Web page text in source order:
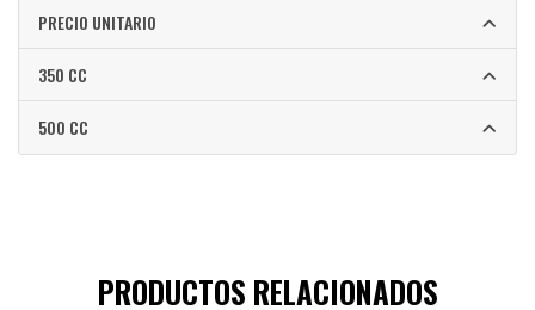
PRECIO UNITARIO
350 CC
500 CC
PRODUCTOS RELACIONADOS